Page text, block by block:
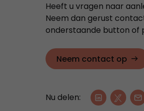
Heeft u vragen naar
Neem dan gerust
onderstaande button of
Neem contact op
Nu delen: